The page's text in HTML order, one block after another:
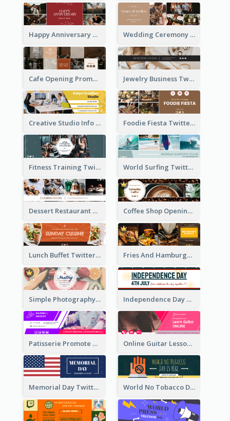
Happy Anniversary Twitter Header Wedding Ceremony Twitter Header
Cafe Opening Promotion Twitter Header Jewelry Business Twitter Header
Creative Studio Info Twitter Header Foodie Fiesta Twitter Header
Fitness Training Twitter Header World Surfing Twitter Header
Dessert Restaurant Twitter Header Coffee Shop Opening Twitter Header
Lunch Buffet Twitter Header Fries And Hamburger Restaurant Twitter Header
Simple Photography Twitter Header Promoting Healthy Independence Day Twitter Header With Decorations
Patisserie Promote Twitter Header Online Guitar Lesson Twitter Header
Memorial Day Twitter Header With Flag World No Tobacco Day Twitter Header